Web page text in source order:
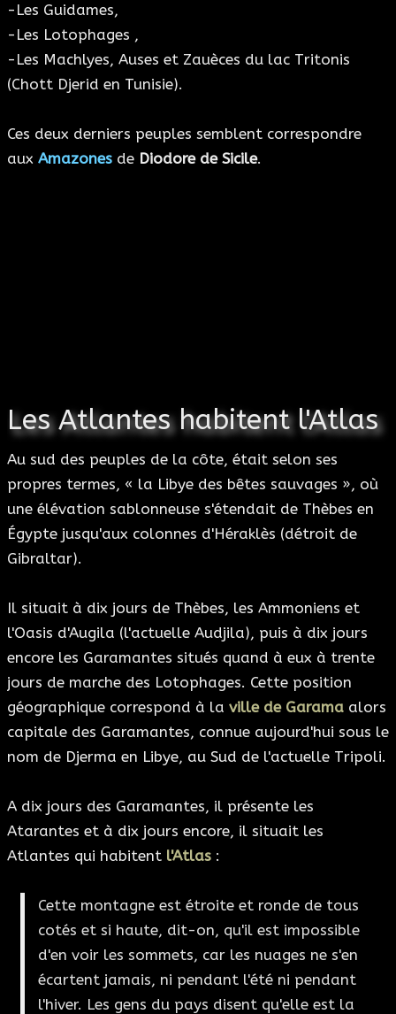
-Les Guidames,
-Les Lotophages ,
-Les Machlyes, Auses et Zauèces du lac Tritonis
(Chott Djerid en Tunisie).
Ces deux derniers peuples semblent correspondre
aux Amazones de Diodore de Sicile.
Les Atlantes habitent l'Atlas
Au sud des peuples de la côte, était selon ses
propres termes, « la Libye des bêtes sauvages », où
une élévation sablonneuse s'étendait de Thèbes en
Égypte jusqu'aux colonnes d'Héraklès (détroit de
Gibraltar).
Il situait à dix jours de Thèbes, les Ammoniens et
l'Oasis d'Augila (l'actuelle Audjila), puis à dix jours
encore les Garamantes situés quand à eux à trente
jours de marche des Lotophages. Cette position
géographique correspond à la ville de Garama alors
capitale des Garamantes, connue aujourd'hui sous le
nom de Djerma en Libye, au Sud de l'actuelle Tripoli.
A dix jours des Garamantes, il présente les
Atarantes et à dix jours encore, il situait les
Atlantes qui habitent l'Atlas :
Cette montagne est étroite et ronde de tous
cotés et si haute, dit-on, qu'il est impossible
d'en voir les sommets, car les nuages ne s'en
écartent jamais, ni pendant l'été ni pendant
l'hiver. Les gens du pays disent qu'elle est la